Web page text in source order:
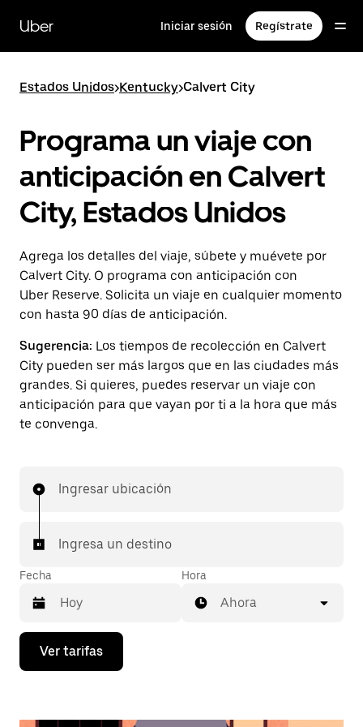
contenido
principal
Uber Iniciar sesión Regístrate
Estados Unidos>Kentucky>Calvert City
Programa un viaje con
anticipación en Calvert
City, Estados Unidos
Agrega los detalles del viaje, súbete y muévete por
Calvert City. O programa con anticipación con
Uber Reserve. Solicita un viaje en cualquier momento
con hasta 90 días de anticipación.
Sugerencia: Los tiempos de recolección en Calvert
City pueden ser más largos que en las ciudades más
grandes. Si quieres, puedes reservar un viaje con
anticipación para que vayan por ti a la hora que más
te convenga.
Ingresar ubicación
Ingresa un destino
Fecha
Presiona
flecha
Hora
Ahora
Ver tarifas